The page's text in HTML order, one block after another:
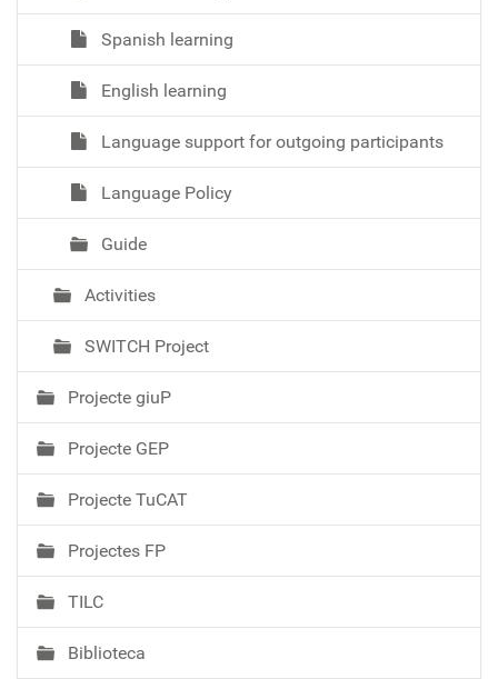
Spanish learning
English learning
Language support for outgoing participants
Language Policy
Guide
Activities
SWITCH Project
Projecte giuP
Projecte GEP
Projecte TuCAT
Projectes FP
TILC
Biblioteca